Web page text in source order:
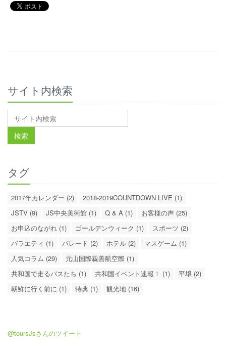
サイト内検索
タグ
2017年カレンダー (2)
2018-2019COUNTDOWN LIVE (1)
JSTV (9)
JS中央美術館 (1) Q & A (1)
お客様の声 (25)
お申込のながれ (1)
ゴールデンウィーク (1)
スポーツ (2)
バラエティ (1)
パレード (2) ホテル (2)
マスゲーム (1)
人気コラム (29)
元山国際親善航空際 (1)
共和国で走るバスたち (1)
共和国イベント速報！ (1)
平壌 (2)
朝鮮に行く前に (1)
特典 (1) 観光地 (16)
@toursJsさんのツイート